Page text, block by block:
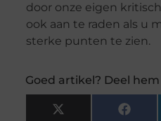
door onze eigen
ook aan te raden als u
sterke punten te zien.
Goed artikel? Deel
X